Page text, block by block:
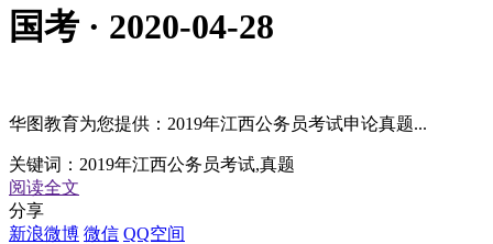
国考 · 2020-04-28
华图教育为您提供：2019年江西公务员考试申论真题...
关键词： 2019年江西公务员考试,真题
阅读全文
分享
新浪微博 微信 QQ空间